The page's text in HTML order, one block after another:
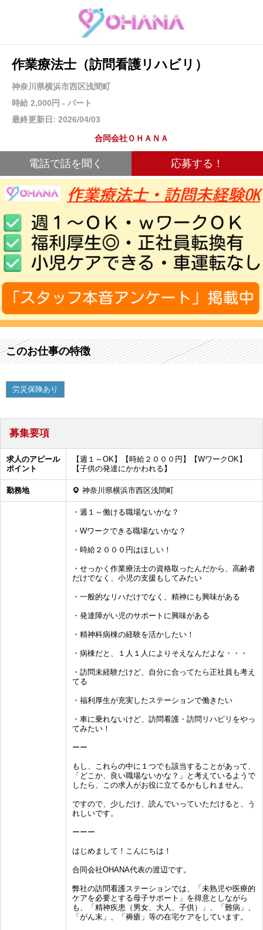
作業療法士（訪問看護リハビリ）
神奈川県横浜市西区浅間町
時給 2,000円 - パート
最終更新日: 2026/04/03
合同会社ＯＨＡＮＡ
電話で話を聞く 応募する！
このお仕事の特徴
労災保険あり
募集要項
求人のアピール
ポイント
【週１～OK】【時給２０００円】【WワークOK】
【子供の発達にかかわれる】
勤務地 神奈川県横浜市西区浅間町
・週１～働ける職場ないかな？
・Wワークできる職場ないかな？
・時給２０００円はほしい！
・せっかく作業療法士の資格取ったんだから、高齢者
だけでなく、小児の支援もしてみたい
・一般的なリハだけでなく、精神にも興味がある
・発達障がい児のサポートに興味がある
・精神科病棟の経験を活かしたい！
・病棟だと、１人１人によりそえなんだよな・・・
・訪問未経験だけど、自分に合ってたら正社員も考え
てる
・福利厚生が充実したステーションで働きたい
・車に乗れないけど、訪問看護・訪問リハビリをやっ
てみたい！
ーー
もし、これらの中に１つでも該当することがあって、
「どこか、良い職場ないかな？」と考えているようで
したら、この求人がお役に立てるかもしれません。
ですので、少しだけ、読んでいっていただけると、う
れしいです。
ーーー
はじめまして！こんにちは！
合同会社OHANA代表の渡辺です。
弊社の訪問看護ステーションでは、「未熟児や医療的
ケアを必要とする母子サポート」を得意としながら
も、「精神疾患（男女、大人、子供）」、「難病」、
「がん末」、「褥瘡」等の在宅ケアをしています。